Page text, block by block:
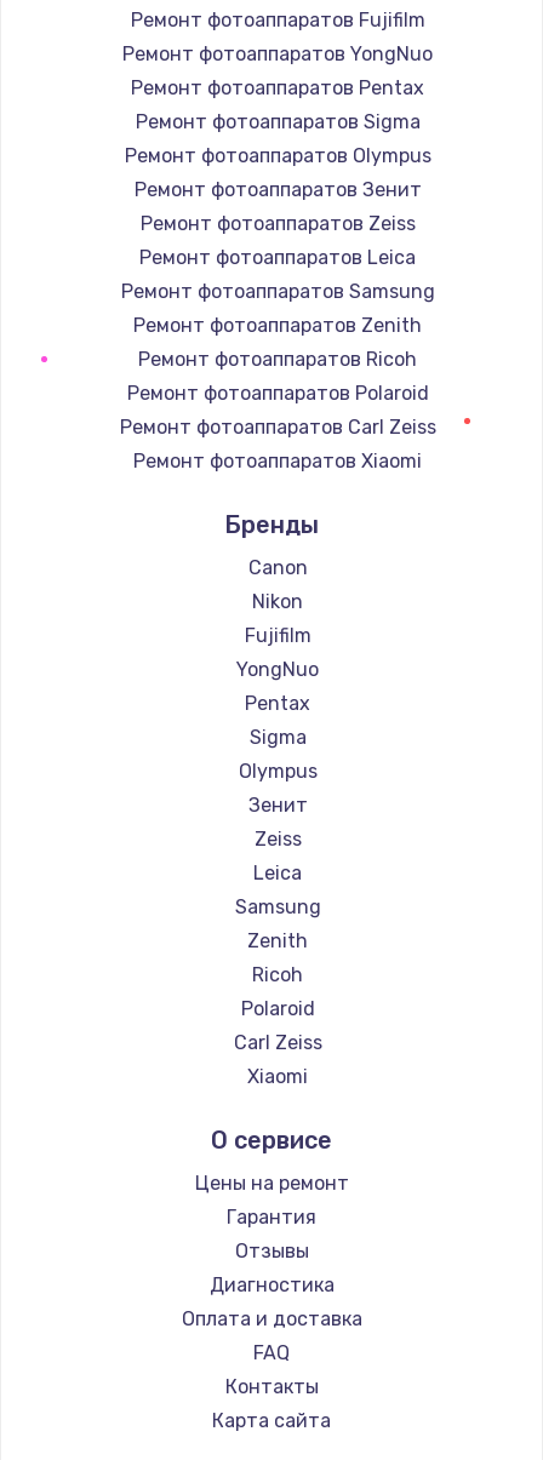
2050 руб.
Заказать
Ремонт дренажа
2400 руб.
Заказать
Чистка дренажа
1500 руб.
Заказать
Ремонт электронного узла
3650 руб.
Заказать
Ремонт фотоаппаратов Fujifilm
Ремонт фотоаппаратов YongNuo
Ремонт фотоаппаратов Pentax
Ремонт фотоаппаратов Sigma
Ремонт фотоаппаратов Olympus
Ремонт фотоаппаратов Зенит
Ремонт фотоаппаратов Zeiss
Ремонт фотоаппаратов Leica
Ремонт фотоаппаратов Samsung
Ремонт фотоаппаратов Zenith
Ремонт фотоаппаратов Ricoh
Ремонт фотоаппаратов Polaroid
Ремонт фотоаппаратов Carl Zeiss
Ремонт фотоаппаратов Xiaomi
Ремонт фотоаппаратов Kodak
Ремонт фотоаппаратов Blackmagic
Бренды
Canon
Nikon
Fujifilm
YongNuo
Pentax
Sigma
Olympus
Зенит
Zeiss
Leica
Samsung
Zenith
Ricoh
Polaroid
Carl Zeiss
Xiaomi
Kodak
Blackmagic
О сервисе
Цены на ремонт
Гарантия
Отзывы
Диагностика
Оплата и доставка
FAQ
Контакты
Карта сайта